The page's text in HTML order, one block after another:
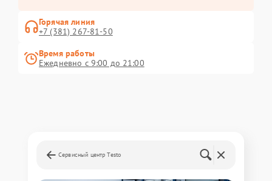
Горячая линия
+7 (381) 267-81-50
Время работы
Ежедневно с 9:00 до 21:00
Сервисный центр Testo